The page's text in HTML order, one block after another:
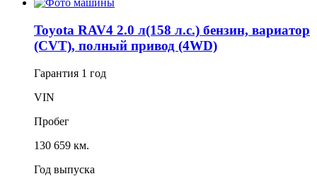
Toyota RAV4 2.0 л(158 л.с.) бензин, вариатор
(CVT), полный привод (4WD)
Гарантия 1 год
VIN
Пробег
130 659 км.
Год выпуска